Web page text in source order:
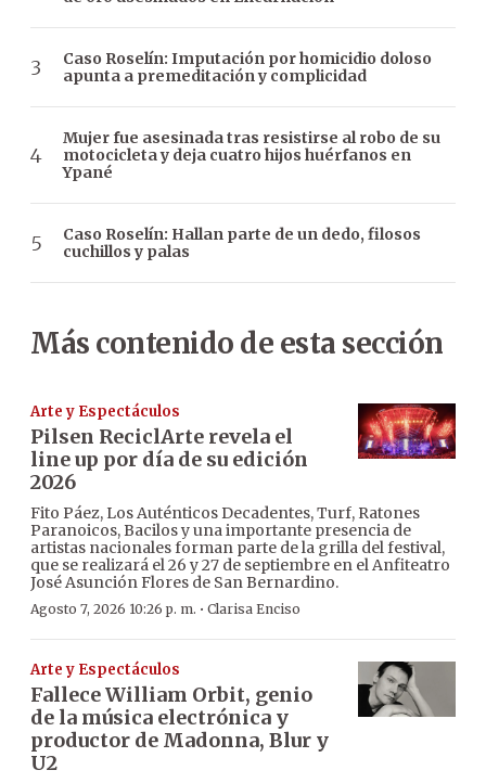
Caso Roselín: Imputación por homicidio doloso
apunta a premeditación y complicidad
Mujer fue asesinada tras resistirse al robo de su
motocicleta y deja cuatro hijos huérfanos en
Ypané
Caso Roselín: Hallan parte de un dedo, filosos
cuchillos y palas
Más contenido de esta sección
Arte y Espectáculos
Pilsen ReciclArte revela el
line up por día de su edición
2026
Fito Páez, Los Auténticos Decadentes, Turf, Ratones
Paranoicos, Bacilos y una importante presencia de
artistas nacionales forman parte de la grilla del festival,
que se realizará el 26 y 27 de septiembre en el Anfiteatro
José Asunción Flores de San Bernardino.
Agosto 7, 2026 10:26 p. m. · Clarisa Enciso
Arte y Espectáculos
Fallece William Orbit, genio
de la música electrónica y
productor de Madonna, Blur y
U2